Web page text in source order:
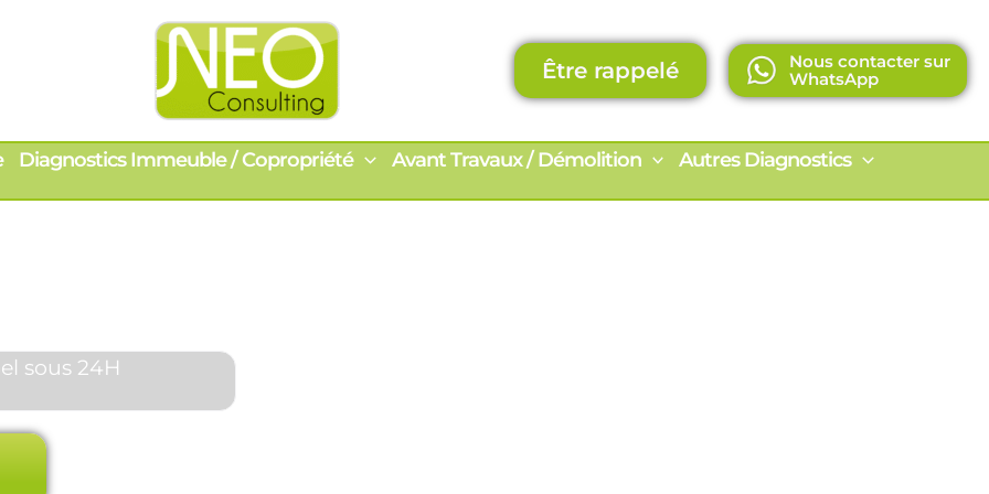
Être rappelé
Nous contacter sur
WhatsApp
Diagnostics Immeuble / Copropriété Avant Travaux / Démolition
Autres Diagnostics
sous 24H